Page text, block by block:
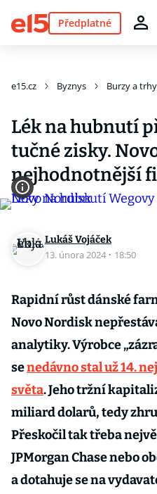
Předplatné
e15.cz Byznys Burzy a trhy
Lék na hubnutí
tučné zisky.
nejhodnotnější
Lukáš Vojáček
13. února 2024 · 18:50
Rapidní růst dánské
Novo Nordisk
analytiky. Výrobce
senedávno stal už 14.
světa. Jeho tržní
miliard dolarů, tedy
Přeskočil tak třeba
JPMorgan Chase nebo
a dotahuje se na